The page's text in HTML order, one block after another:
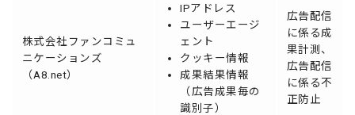
株式会社ファンコミュ
ニケーションズ
（A8.net）
IPアドレス
ユーザーエージ
ェント
クッキー情報
成果結果情報
（広告成果毎の
識別子）
広告配信
に係る成
果計測、
広告配信
に係る不
正防止